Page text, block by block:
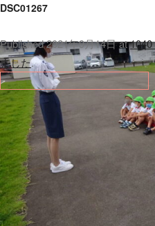
DSC01267
Published2021年9月14日at
ました.